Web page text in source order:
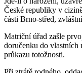
České republiky v
části Brno-střed,
Matriční úřad zašle
doručenku do vlastních
průkazu totožnosti.